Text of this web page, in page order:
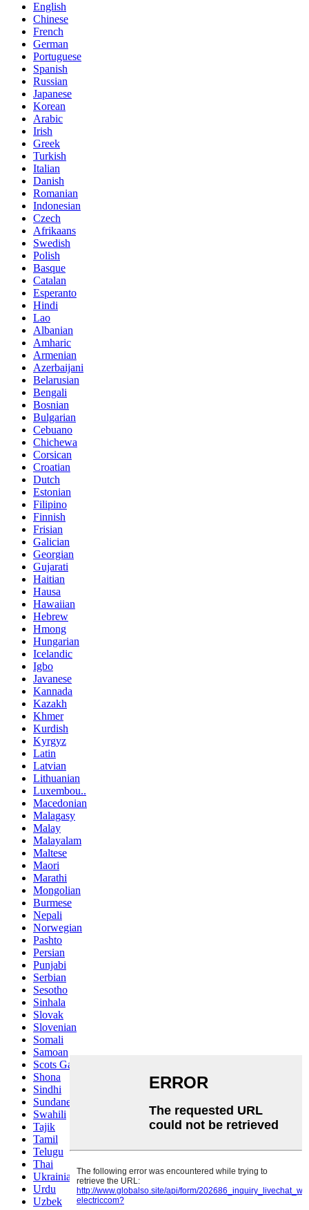
English
Chinese
French
German
Portuguese
Spanish
Russian
Japanese
Korean
Arabic
Irish
Greek
Turkish
Italian
Danish
Romanian
Indonesian
Czech
Afrikaans
Swedish
Polish
Basque
Catalan
Esperanto
Hindi
Lao
Albanian
Amharic
Armenian
Azerbaijani
Belarusian
Bengali
Bosnian
Bulgarian
Cebuano
Chichewa
Corsican
Croatian
Dutch
Estonian
Filipino
Finnish
Frisian
Galician
Georgian
Gujarati
Haitian
Hausa
Hawaiian
Hebrew
Hmong
Hungarian
Icelandic
Igbo
Javanese
Kannada
Kazakh
Khmer
Kurdish
Kyrgyz
Latin
Latvian
Lithuanian
Luxembou..
Macedonian
Malagasy
Malay
Malayalam
Maltese
Maori
Marathi
Mongolian
Burmese
Nepali
Norwegian
Pashto
Persian
Punjabi
Serbian
Sesotho
Sinhala
Slovak
Slovenian
Somali
Samoan
Scots Gaelic
Shona
Sindhi
Sundanese
Swahili
Tajik
Tamil
Telugu
Thai
Ukrainian
Urdu
Uzbek